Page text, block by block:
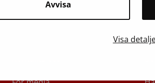
Avvisa
Visa